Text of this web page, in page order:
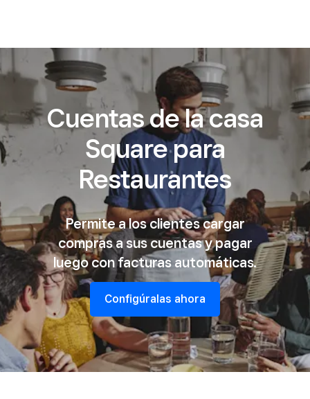
Cuentas de la casa
Square para
Restaurantes
Permite a los clientes cargar
compras a sus cuentas y pagar
luego con facturas automáticas.
Configúralas ahora